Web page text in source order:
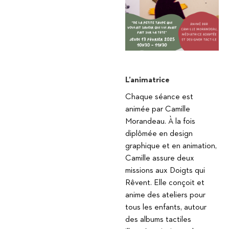
L’animatrice
Chaque séance est
animée par Camille
Morandeau. À la fois
diplômée en design
graphique et en animation,
Camille assure deux
missions aux Doigts qui
Rêvent. Elle conçoit et
anime des ateliers pour
tous les enfants, autour
des albums tactiles